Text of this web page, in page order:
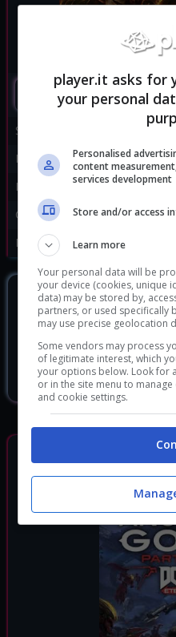
Sviluppatore:
Publisher:
Disponibile per:
Genere:
Data di rilascio:
DOVE
Doom Eternal
Doom Eternal Deluxe
player.it asks for
your personal
Personalised
content
services development
Store and/or access
Learn more
Your personal data will be
your device (cookies, unique
data) may be stored by,
partners, or used specifically
may use precise geolocation
Some vendors may process
of legitimate interest, which
your options below. Look for
or in the site menu to
and cookie settings.